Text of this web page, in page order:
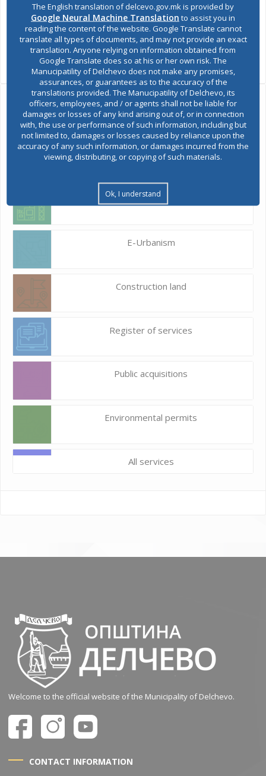
SHARES
Views: 717
Ask the mayor
Report a problem
Building Permit
E-Urbanism
Construction land
Register of services
Public acquisitions
Environmental permits
All services
Welcome to the official website of the Municipality of Delchevo.
CONTACT INFORMATION
The English translation of delcevo.gov.mk is provided by
Google Neural Machine Translation to assist you in
reading the content of the website. Google Translate cannot
translate all types of documents, and may not provide an exact
translation. Anyone relying on information obtained from
Google Translate does so at his or her own risk. The
Manucipatility of Delchevo does not make any promises,
assurances, or guarantees as to the accuracy of the
translations provided. The Manucipatility of Delchevo, its
officers, employees, and / or agents shall not be liable for
damages or losses of any kind arising out of, or in connection
with, the use or performance of such information, including but
not limited to, damages or losses caused by reliance upon the
accuracy of any such information, or damages incurred from the
viewing, distributing, or copying of such materials.
Ok, I understand